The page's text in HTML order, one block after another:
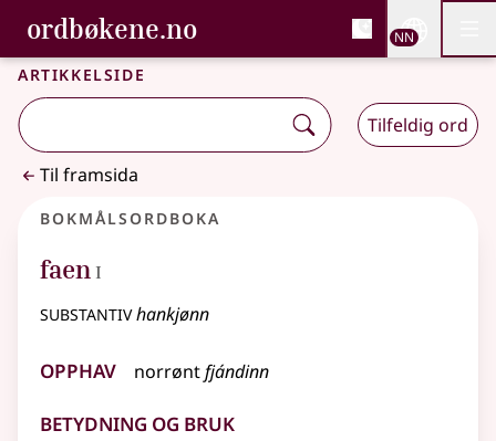
Gå til hovudinnhald
Tilgjenge
ordbøkene.no, Bokmålsordboka og
Bokmålsordboka og Nynorskordboka
NN
Artikkelside
Tilfeldig ord
Til framsida
Bokmålsordboka
faen 1
I
substantivhankjønn
Opphav norrøntfjándinn
Betydning og bruk